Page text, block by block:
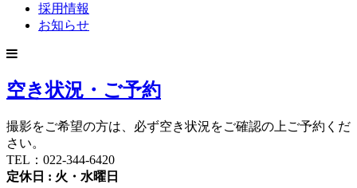
採用情報
お知らせ
空き状況・ご予約
撮影をご希望の方は、必ず空き状況をご確認の上ご予約くだ
さい。
TEL：022-344-6420
定休日 : 火・水曜日